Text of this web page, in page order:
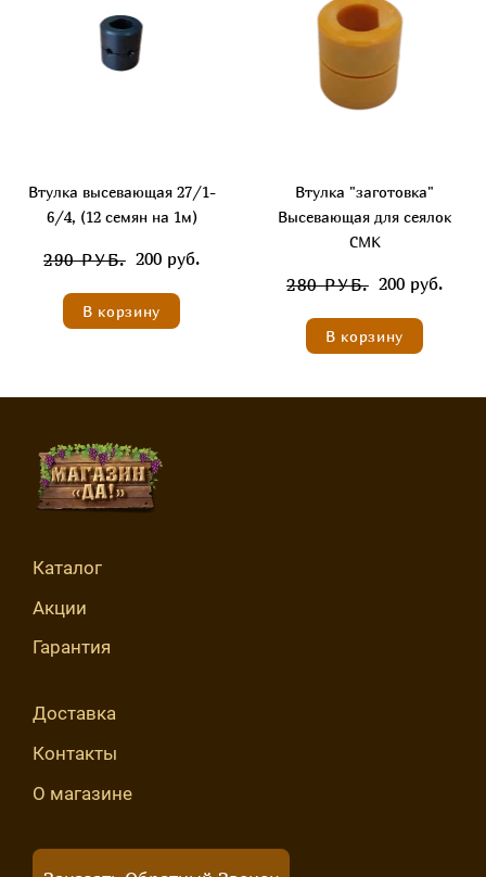
Втулка высевающая 27/1-
6/4, (12 семян на 1м)
290 РУБ. 200 руб.
В корзину
Втулка "заготовка"
Высевающая для сеялок
СМК
280 РУБ. 200 руб.
В корзину
Каталог
Акции
Гарантия
Доставка
Контакты
О магазине